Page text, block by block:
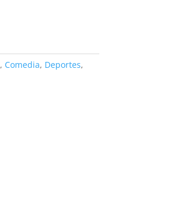
, Comedia, Deportes,